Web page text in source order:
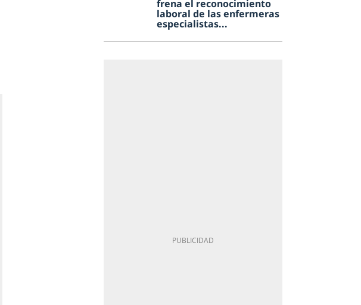
frena el reconocimiento
laboral de las enfermeras
especialistas...